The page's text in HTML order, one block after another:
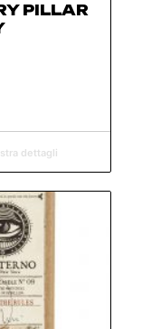
PILLAR
dettagli